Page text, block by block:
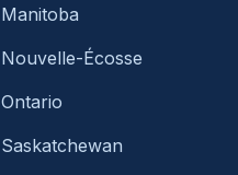
Manitoba
Nouvelle-Écosse
Ontario
Saskatchewan